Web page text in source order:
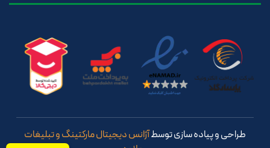
طراحی و پیاده سازی توسطآژانس دیجیتال مارکتینگ و تبلیغات